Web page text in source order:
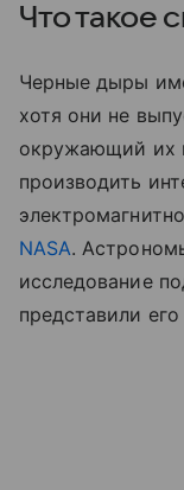
Что такое
Черные дыры
хотя они не
окружающий их
производить
NASA.
исследование
представили